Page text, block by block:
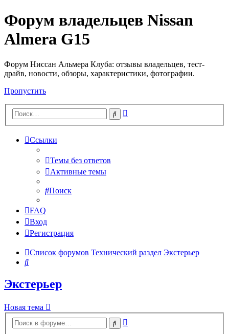
Форум владельцев Nissan
Almera G15
Форум Ниссан Альмера Клуба: отзывы владельцев, тест-
драйв, новости, обзоры, характеристики, фотографии.
Пропустить
Поиск
Ссылки
Темы без ответов
Активные темы
Поиск
FAQ
Вход
Регистрация
Список форумов Технический раздел Экстерьер
Поиск
Экстерьер
Новая тема
Поиск